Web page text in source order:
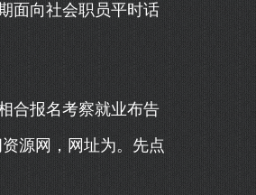
面向社会职员平时话
合报名考察就业布告
源网，网址为。先点